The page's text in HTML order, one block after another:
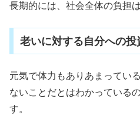
長期的には、社会全体の負担
老いに対する自分への投
元気で体力もありあまってい
ないことだとはわかっている
す。